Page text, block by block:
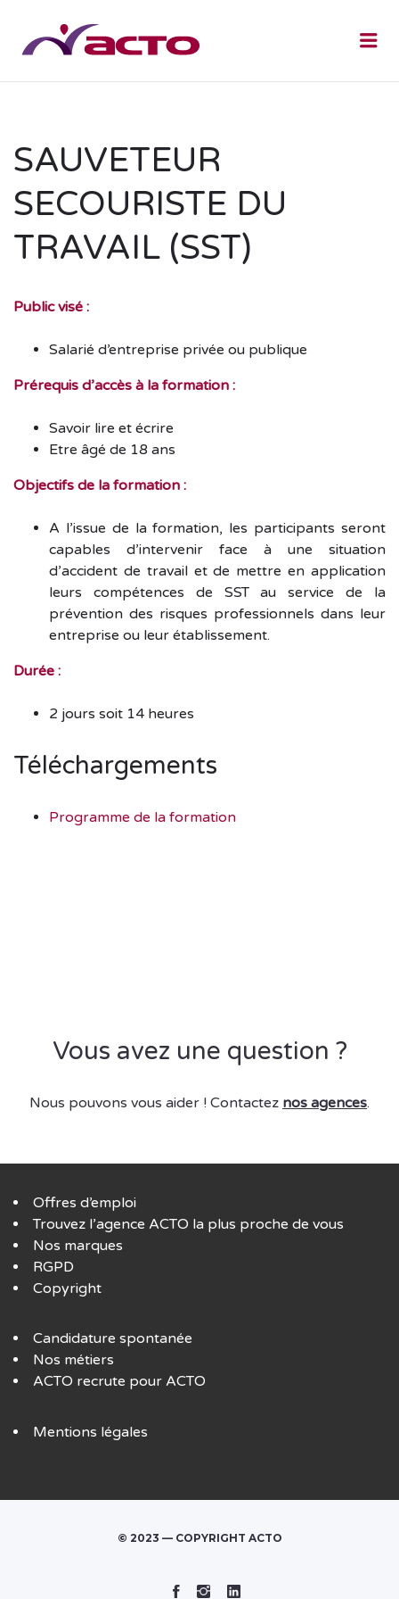
SAUVETEUR
SECOURISTE DU
TRAVAIL (SST)
Public visé :
Salarié d’entreprise privée ou publique
Prérequis d’accès à la formation :
Savoir lire et écrire
Etre âgé de 18 ans
Objectifs de la formation :
A l’issue de la formation, les participants seront
capables d’intervenir face à une situation
d’accident de travail et de mettre en application
leurs compétences de SST au service de la
prévention des risques professionnels dans leur
entreprise ou leur établissement.
Durée :
2 jours soit 14 heures
Téléchargements
Programme de la formation
Vous avez une question ?
Nous pouvons vous aider ! Contactez nos agences.
Offres d’emploi
Trouvez l’agence ACTO la plus proche de vous
Nos marques
RGPD
Copyright
Candidature spontanée
Nos métiers
ACTO recrute pour ACTO
Mentions légales
© 2023 — COPYRIGHT ACTO
Facebook
Instagram
Linked